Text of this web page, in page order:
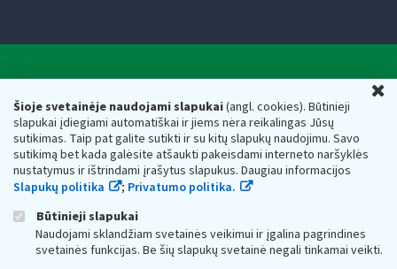
Šioje svetainėje naudojami slapukai(angl. cookies). Būtinieji
slapukai įdiegiami automatiškai ir jiems nėra reikalingas Jūsų
sutikimas. Taip pat galite sutikti ir su kitų slapukų naudojimu. Savo
sutikimą bet kada galėsite atšaukti pakeisdami interneto naršyklės
nustatymus ir ištrindami įrašytus slapukus. Daugiau informacijos
Slapukų politika
; Privatumo politika.
Būtinieji slapukai
Naudojami sklandžiam svetainės veikimui ir įgalina pagrindines
svetainės funkcijas. Be šių slapukų svetainė negali tinkamai veikti.
Valstybinė mokesčių inspekcija prie Lietuvos
Respublikos finansų ministerijos
Biudžetinė įstaiga. Juridinio asmens kodas — 188659752,
adresas: Vasario 16-osios g. 14, 01107 Vilnius, Lietuva, el.paštas:
vmi@vmi.lt , E. pristatymo dėžutės adresas 188659752
Duomenys apie Valstybinę mokesčių inspekciją prie Lietuvos
Respublikos finansų ministerijos kaupiami ir saugomi Juridinių